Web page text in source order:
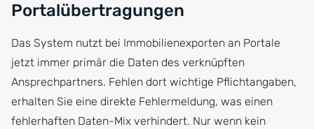
Portalübertragungen
Das System nutzt bei Immobilienexporten an Portale
jetzt immer primär die Daten des verknüpften
Ansprechpartners. Fehlen dort wichtige Pflichtangaben,
erhalten Sie eine direkte Fehlermeldung, was einen
fehlerhaften Daten-Mix verhindert. Nur wenn kein